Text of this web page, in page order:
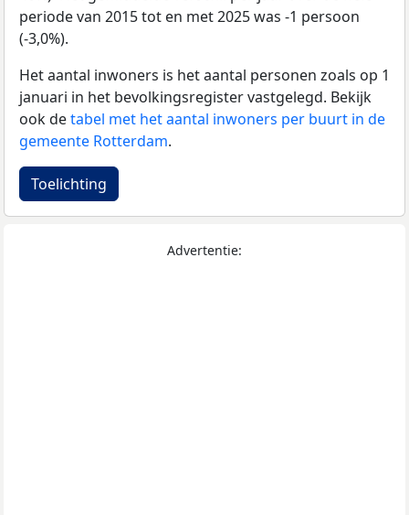
periode van 2015 tot en met 2025 was -1 persoon
(-3,0%).
Het aantal inwoners is het aantal personen zoals op 1
januari in het bevolkingsregister vastgelegd. Bekijk
ook detabel met het aantal inwoners per buurt in de
gemeente Rotterdam.
Toelichting
Advertentie: